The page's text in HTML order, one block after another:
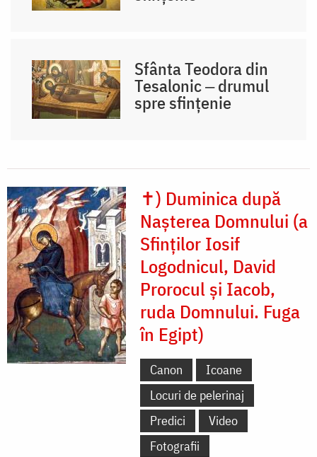
Sfânta Teodora din
Tesalonic ‒ drumul
spre sfințenie
✝) Duminica după
Nașterea Domnului (a
Sfinților Iosif
Logodnicul, David
Prorocul și Iacob,
ruda Domnului. Fuga
în Egipt)
Canon
Icoane
Locuri de pelerinaj
Predici
Video
Fotografii